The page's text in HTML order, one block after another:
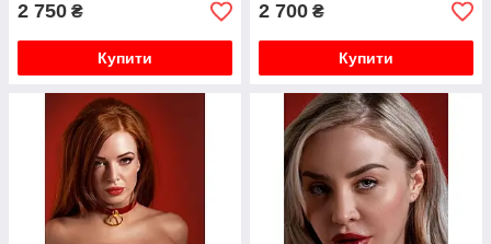
2 750 ₴
Купити
2 700 ₴
Купити